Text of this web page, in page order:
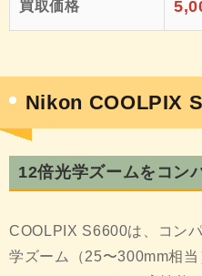
買取価格
Nikon COOLPIX
12倍光学ズームをコン
COOLPIX S6600は、コン
学ズーム（25〜300mm相